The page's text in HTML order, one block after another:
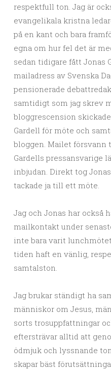
respektfull ton. Jag är
evangelikala kristna
på en kant och bara
egna om hur fel det är
sedan tidigare fått Jonas
mailadress av Svenska
pensionerade
samtidigt som jag skrev
bloggrescension
Gardell för möte och
bloggen. Mailet försvann
Gardells pressansvarige
inbjudan. Direkt tog
tackade ja till ett möte.
Jag och Jonas har också
mailkontakt under
inte bara varit
tiden haft en vänlig,
samtalston.
Jag brukar ständigt ha
människor om Jesus,
sorts trosuppfattningar
eftersträvar alltid att
ödmjuk och lyssnande
skapar bäst